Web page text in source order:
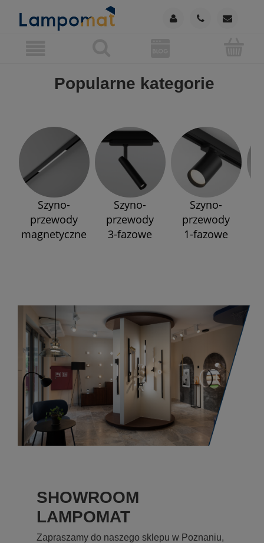
Popularne kategorie
Szyno-
przewody
magnetyczne
Szyno-
przewody
3-fazowe
Szyno-
przewody
1-fazowe
SHOWROOM
LAMPOMAT
Zapraszamy do naszego sklepu w Poznaniu,